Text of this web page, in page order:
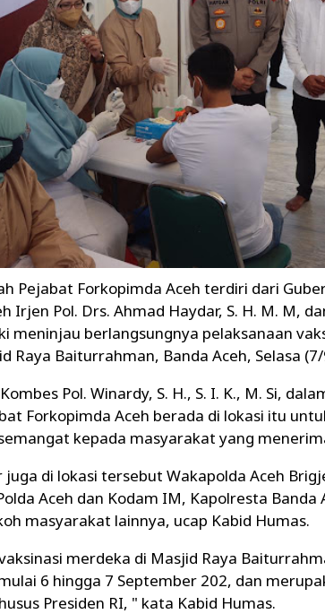
Pejabat Forkopimda Aceh terdiri dari
Irjen Pol. Drs. Ahmad Haydar, S. H. M. M,
meninjau berlangsungnya pelaksanaan
Raya Baiturrahman, Banda Aceh, Selasa
Pol. Winardy, S. H., S. I. K., M. Si,
Forkopimda Aceh berada di lokasi itu
kepada masyarakat yang
juga di lokasi tersebut Wakapolda Aceh
Aceh dan Kodam IM, Kapolresta
masyarakat lainnya, ucap Kabid Humas.
merdeka di Masjid Raya
6 hingga 7 September 202, dan
Presiden RI, " kata Kabid Humas.